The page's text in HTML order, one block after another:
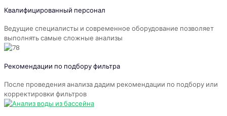
Квалифицированный персонал
Ведущие специалисты и современное оборудование позволяет
выполнять самые сложные анализы
Рекомендации по подбору фильтра
После проведения анализа дадим рекомендации по подбору или
корректировки фильтров